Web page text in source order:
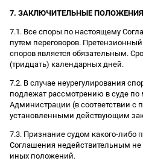
7. ЗАКЛЮЧИТЕЛЬНЫЕ ПОЛОЖЕНИЯ
7.1. Все споры по настоящему
путем переговоров.
споров является обязательным.
(тридцать) календарных дней.
7.2. В случае неурегулирования
подлежат рассмотрению в суде по
Администрации (в соответствии с
установленными действующим
7.3. Признание судом какого-либо
Соглашения недействительным не
иных положений.